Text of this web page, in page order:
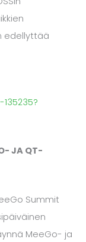
edellyttää
JA QT-
Summit
MeeGo- ja